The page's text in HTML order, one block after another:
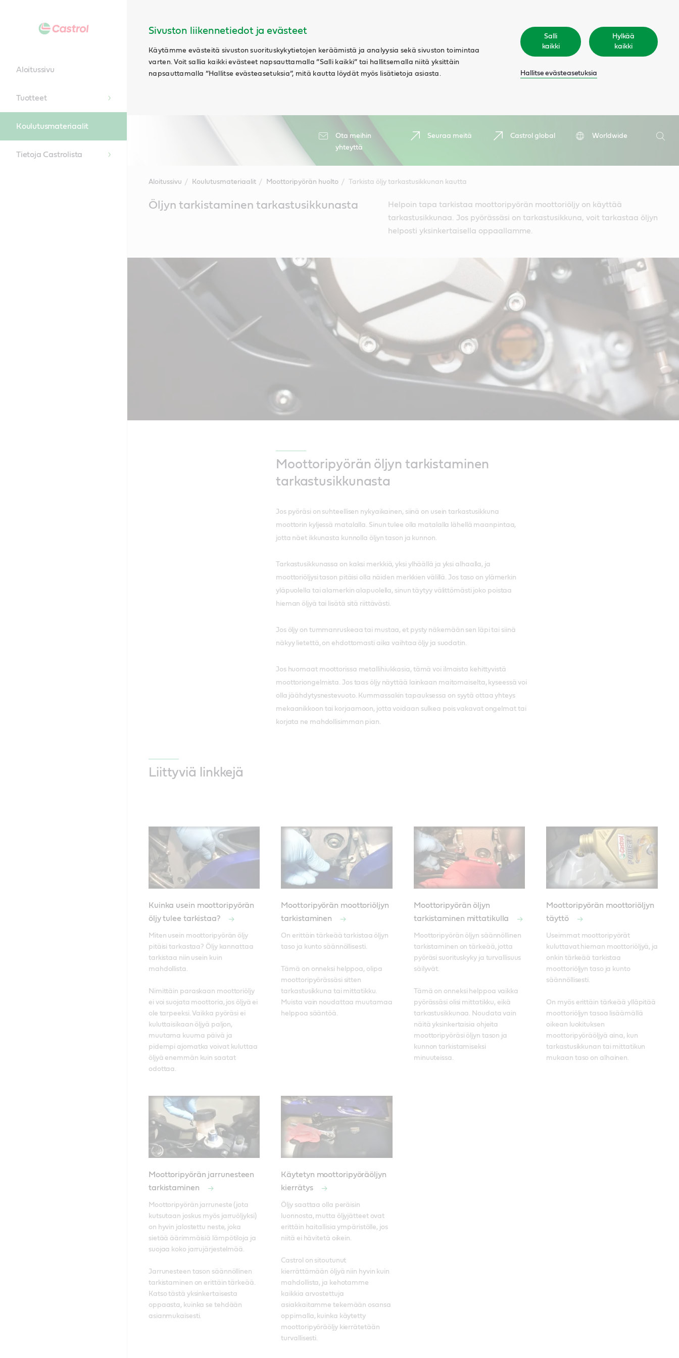
Sivuston liikennetiedot ja evästeet
Käytämme evästeitä sivuston suorituskykytietojen keräämistä ja analyysia sekä sivuston toimintaa
varten. Voit sallia kaikki evästeet napsauttamalla ”Salli kaikki” tai hallitsemalla niitä yksittäin
napsauttamalla ”Hallitse evästeasetuksia”, mitä kautta löydät myös lisätietoja asiasta.
Salli
kaikki
Hylkää
kaikki
Hallitse evästeasetuksia
Ota meihin
yhteyttä
Seuraa meitä Castrol global
Worldwide
Hae
Aloitussivu
Tuotteet
Koulutusmateriaalit
Tietoja Castrolista
Aloitussivu Koulutusmateriaalit Moottoripyörän huolto Tarkista öljy tarkastusikkunan kautta
ContentÖljyn tarkistaminen tarkastusikkunasta
Helpoin tapa tarkistaa moottoripyörän moottoriöljy on käyttää
tarkastusikkunaa. Jos pyörässäsi on tarkastusikkuna, voit tarkastaa öljyn
helposti yksinkertaisella oppaallamme.
Moottoripyörän öljyn tarkistaminen
tarkastusikkunasta
Jos pyöräsi on suhteellisen nykyaikainen, siinä on usein tarkastusikkuna
moottorin kyljessä matalalla. Sinun tulee olla matalalla lähellä maanpintaa,
jotta näet ikkunasta kunnolla öljyn tason ja kunnon.
Tarkastusikkunassa on kaksi merkkiä, yksi ylhäällä ja yksi alhaalla, ja
moottoriöljysi tason pitäisi olla näiden merkkien välillä. Jos taso on ylämerkin
yläpuolella tai alamerkin alapuolella, sinun täytyy välittömästi joko poistaa
hieman öljyä tai lisätä sitä riittävästi.
Jos öljy on tummanruskeaa tai mustaa, et pysty näkemään sen läpi tai siinä
näkyy lietettä, on ehdottomasti aika vaihtaa öljy ja suodatin.
Jos huomaat moottorissa metallihiukkasia, tämä voi ilmaista kehittyvistä
moottoriongelmista. Jos taas öljy näyttää lainkaan maitomaiselta, kyseessä voi
olla jäähdytysnestevuoto. Kummassakin tapauksessa on syytä ottaa yhteys
mekaanikkoon tai korjaamoon, jotta voidaan sulkea pois vakavat ongelmat tai
korjata ne mahdollisimman pian.
Liittyviä linkkejä
Kuinka usein moottoripyörän
öljy tulee tarkistaa?
Miten usein moottoripyörän öljy
pitäisi tarkastaa? Öljy kannattaa
tarkistaa niin usein kuin
mahdollista.
Nimittäin paraskaan moottoriöljy
ei voi suojata moottoria, jos öljyä ei
ole tarpeeksi. Vaikka pyöräsi ei
kuluttaisikaan öljyä paljon,
muutama kuuma päivä ja
pidempi ajomatka voivat kuluttaa
öljyä enemmän kuin saatat
odottaa.
Moottoripyörän moottoriöljyn
tarkistaminen
On erittäin tärkeää tarkistaa öljyn
taso ja kunto säännöllisesti.
Tämä on onneksi helppoa, olipa
moottoripyörässäsi sitten
tarkastusikkuna tai mittatikku.
Muista vain noudattaa muutamaa
helppoa sääntöä.
Moottoripyörän öljyn
tarkistaminen mittatikulla
Moottoripyörän öljyn säännöllinen
tarkistaminen on tärkeää, jotta
pyöräsi suorituskyky ja turvallisuus
säilyvät.
Tämä on onneksi helppoa vaikka
pyörässäsi olisi mittatikku, eikä
tarkastusikkunaa. Noudata vain
näitä yksinkertaisia ohjeita
moottoripyöräsi öljyn tason ja
kunnon tarkistamiseksi
minuuteissa.
Moottoripyörän moottoriöljyn
täyttö
Useimmat moottoripyörät
kuluttavat hieman moottoriöljyä, ja
onkin tärkeää tarkistaa
moottoriöljyn taso ja kunto
säännöllisesti.
On myös erittäin tärkeää ylläpitää
moottoriöljyn tasoa lisäämällä
oikean luokituksen
moottoripyöräöljyä aina, kun
tarkastusikkunan tai mittatikun
mukaan taso on alhainen.
Moottoripyörän jarrunesteen
tarkistaminen
Moottoripyörän jarruneste (jota
kutsutaan joskus myös jarruöljyksi)
on hyvin jalostettu neste, joka
sietää äärimmäisiä lämpötiloja ja
suojaa koko jarrujärjestelmää.
Jarrunesteen tason säännöllinen
tarkistaminen on erittäin tärkeää.
Katso tästä yksinkertaisesta
oppaasta, kuinka se tehdään
asianmukaisesti.
Käytetyn moottoripyöräöljyn
kierrätys
Öljy saattaa olla peräisin
luonnosta, mutta öljyjätteet ovat
erittäin haitallisia ympäristölle, jos
niitä ei hävitetä oikein.
Castrol on sitoutunut
kierrättämään öljyä niin hyvin kuin
mahdollista, ja kehotamme
kaikkia arvostettuja
asiakkaitamme tekemään osansa
oppimalla, kuinka käytetty
moottoripyöräöljy kierrätetään
turvallisesti.